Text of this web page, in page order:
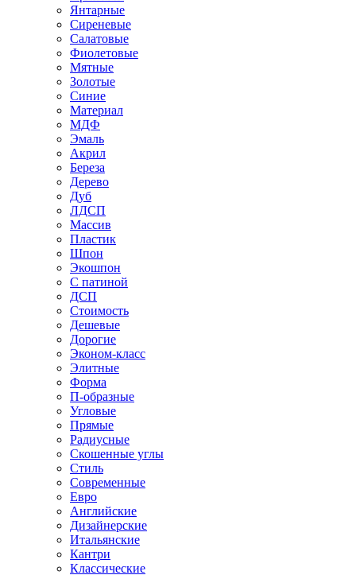
Янтарные
Сиреневые
Салатовые
Фиолетовые
Мятные
Золотые
Синие
Материал
МДФ
Эмаль
Акрил
Береза
Дерево
Дуб
ЛДСП
Массив
Пластик
Шпон
Экошпон
С патиной
ДСП
Стоимость
Дешевые
Дорогие
Эконом-класс
Элитные
Форма
П-образные
Угловые
Прямые
Радиусные
Скошенные углы
Стиль
Современные
Евро
Английские
Дизайнерские
Итальянские
Кантри
Классические